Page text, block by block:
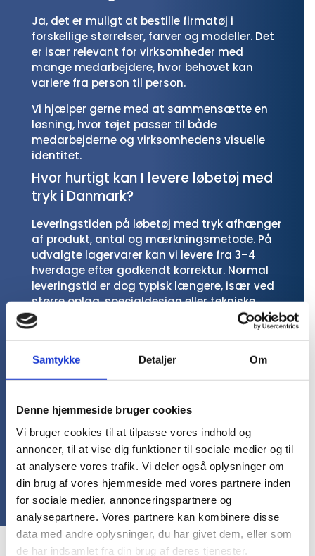
Samtykke Detaljer Om
Denne hjemmeside bruger cookies
Vi bruger cookies til at tilpasse vores indhold og
annoncer, til at vise dig funktioner til sociale medier og til
at analysere vores trafik. Vi deler også oplysninger om
din brug af vores hjemmeside med vores partnere inden
for sociale medier, annonceringspartnere og
analysepartnere. Vores partnere kan kombinere disse
data med andre oplysninger, du har givet dem, eller som
de har indsamlet fra din brug af deres tjenester.
Ja, det er muligt at bestille firmatøj i
forskellige størrelser, farver og modeller. Det
er især relevant for virksomheder med
mange medarbejdere, hvor behovet kan
variere fra person til person.
Vi hjælper gerne med at sammensætte en
løsning, hvor tøjet passer til både
medarbejderne og virksomhedens visuelle
identitet.
Hvor hurtigt kan I levere løbetøj med
tryk i Danmark?
Leveringstiden på løbetøj med tryk afhænger
af produkt, antal og mærkningsmetode. På
udvalgte lagervarer kan vi levere fra 3–4
hverdage efter godkendt korrektur. Normal
leveringstid er dog typisk længere, især ved
større oplag, specialdesign eller tekniske
produkter. Har I en hastesag, anbefaler vi, at I
sender en forespørgsel, så vi hurtigt kan se,
Får vi korrektur inden produktion?
inden jeres profilbeklædning sættes i
produktion. På den måde kan I se placering,
størrelse og udtryk, før tøjet bliver produceret
med logo, tryk eller broderi.
Hvad er en løbevest med tryk